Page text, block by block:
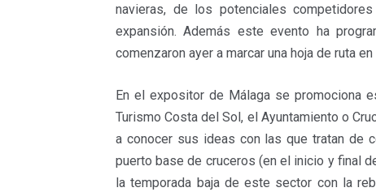
navieras, de los potenciales
expansión. Además este evento ha
comenzaron ayer a marcar una hoja de ruta
En el expositor de Málaga se promociona
Turismo Costa del Sol, el Ayuntamiento o
a conocer sus ideas con las que tratan de
puerto base de cruceros (en el inicio y final
la temporada baja de este sector con la